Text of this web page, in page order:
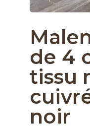
de 4
tissu
noir